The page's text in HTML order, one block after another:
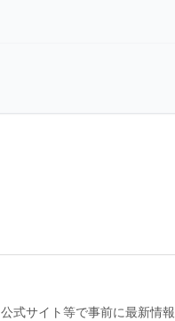
サイト等で事前に最新情報